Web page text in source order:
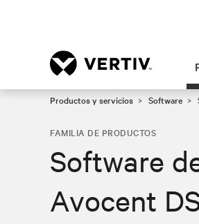
Productos y servicios Software
FAMILIA DE PRODUCTOS
Software
Avocent